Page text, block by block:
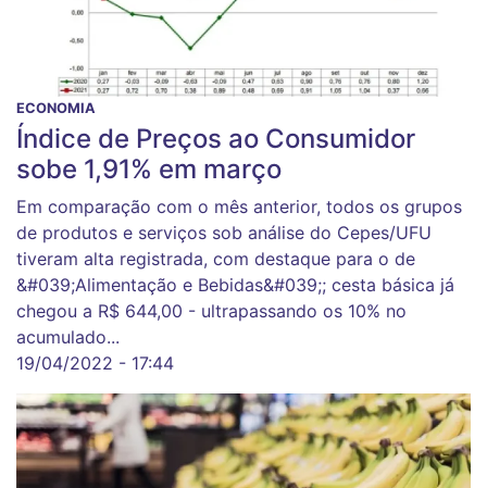
ECONOMIA
Índice de Preços ao Consumidor
sobe 1,91% em março
Em comparação com o mês anterior, todos os grupos
de produtos e serviços sob análise do Cepes/UFU
tiveram alta registrada, com destaque para o de
&#039;Alimentação e Bebidas&#039;; cesta básica já
chegou a R$ 644,00 - ultrapassando os 10% no
acumulado...
19/04/2022 - 17:44